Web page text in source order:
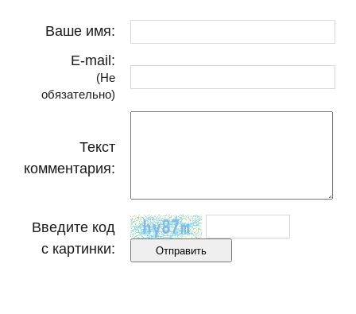
Ваше имя:
E-mail:
(Не
обязательно)
Текст
комментария:
Введите код
с картинки: